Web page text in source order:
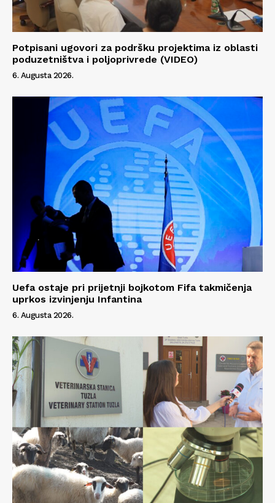
Info
O nama
Kontakt
Impressum
Potpisani ugovori za podršku projektima iz oblasti
poduzetništva i poljoprivrede (VIDEO)
6. Augusta 2026.
Uefa ostaje pri prijetnji bojkotom Fifa takmičenja
uprkos izvinjenju Infantina
6. Augusta 2026.